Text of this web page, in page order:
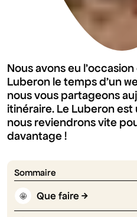
Nous avons eu
Luberon le temps d'un
nous vous partageons
itinéraire. Le Luberon
nous reviendrons vite
davantage !
Sommaire
🤩 Que faire